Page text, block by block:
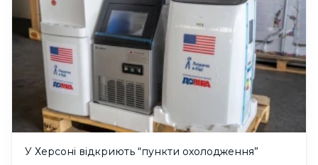
У Херсоні відкриють “пункти охолодження”